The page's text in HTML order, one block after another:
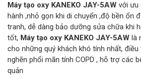
Máy tạo oxy KANEKO JAY-5AW với ưu
hành ,nhỏ gọn khi di chuyển ,độ bền ổn
tranh, dễ dàng bảo dưỡng sửa chữa khi
tốt, Máy tạo oxy KANEKO JAY-5AW là
cho những quý khách khó tính nhất,
nghẽn phổi mãn tính COPD , hỗ trợ các
quản